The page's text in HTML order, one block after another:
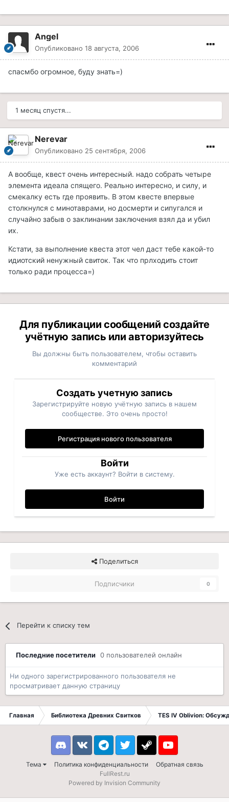
Angel
Опубликовано 18 августа, 2006
спасмбо огромное, буду знать=)
1 месяц спустя...
Nerevar
Опубликовано 25 сентября, 2006
А вообще, квест очень интересный. надо собрать четыре
элемента идеала спящего. Реально интересно, и силу, и
смекалку есть где проявить. В этом квесте впервые
столкнулся с минотаврами, но досмерти и сипугался и
случайно забыв о заклинании заключения взял да и убил
их.
Кстати, за выполнение квеста этот чел даст тебе какой-то
идиотский ненужный свиток. Так что прлходить стоит
только ради процесса=)
Для публикации сообщений создайте
учётную запись или авторизуйтесь
Вы должны быть пользователем, чтобы оставить
комментарий
Создать учетную запись
Зарегистрируйте новую учётную запись в нашем
сообществе. Это очень просто!
Регистрация нового пользователя
Войти
Уже есть аккаунт? Войти в систему.
Войти
Поделиться
Подписчики 0
Перейти к списку тем
Последние посетители 0 пользователей онлайн
Ни одного зарегистрированного пользователя не
просматривает данную страницу
Главная Библиотека Древних Свитков TES IV Oblivion:
Тема Политика конфиденциальности Обратная связь
DiscordVK TelegramTwitter Steam Youtube
FullRest.ru
Powered by Invision Community